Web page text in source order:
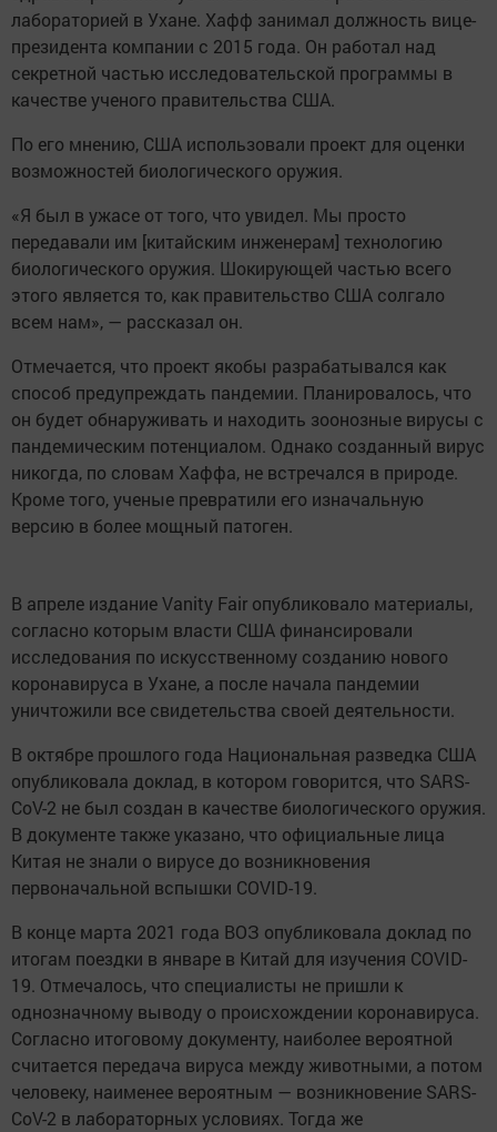
лабораторией в Ухане. Хафф занимал должность вице-
президента компании с 2015 года. Он работал над
секретной частью исследовательской программы в
качестве ученого правительства США.
По его мнению, США использовали проект для оценки
возможностей биологического оружия.
«Я был в ужасе от того, что увидел. Мы просто
передавали им [китайским инженерам] технологию
биологического оружия. Шокирующей частью всего
этого является то, как правительство США солгало
всем нам», — рассказал он.
Отмечается, что проект якобы разрабатывался как
способ предупреждать пандемии. Планировалось, что
он будет обнаруживать и находить зоонозные вирусы с
пандемическим потенциалом. Однако созданный вирус
никогда, по словам Хаффа, не встречался в природе.
Кроме того, ученые превратили его изначальную
версию в более мощный патоген.
В апреле издание Vanity Fair опубликовало материалы,
согласно которым власти США финансировали
исследования по искусственному созданию нового
коронавируса в Ухане, а после начала пандемии
уничтожили все свидетельства своей деятельности.
В октябре прошлого года Национальная разведка США
опубликовала доклад, в котором говорится, что SARS-
CoV-2 не был создан в качестве биологического оружия.
В документе также указано, что официальные лица
Китая не знали о вирусе до возникновения
первоначальной вспышки COVID-19.
В конце марта 2021 года ВОЗ опубликовала доклад по
итогам поездки в январе в Китай для изучения COVID-
19. Отмечалось, что специалисты не пришли к
однозначному выводу о происхождении коронавируса.
Согласно итоговому документу, наиболее вероятной
считается передача вируса между животными, а потом
человеку, наименее вероятным — возникновение SARS-
CoV-2 в лабораторных условиях. Тогда же